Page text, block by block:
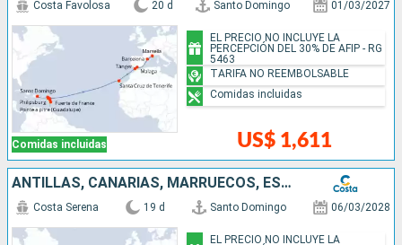
Comidas incluidas
Costa Favolosa 20 d Santo Domingo 01/03/2027
US$ 1,611
EL PRECIO NO INCLUYE LA
PERCEPCIÓN DEL 30% DE AFIP - RG
5463
TARIFA NO REEMBOLSABLE
Comidas incluidas
ANTILLAS, CANARIAS, MARRUECOS, ESPAÑA, FRANCIA, ITALIA
Costa Serena 19 d Santo Domingo 06/03/2028
EL PRECIO NO INCLUYE LA